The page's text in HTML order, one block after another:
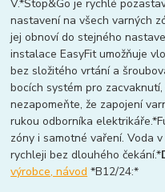
V.*Stop&Go je rychlé
nastavení na všech varných
jej obnoví do stejného
instalace EasyFit umožňuje
bez složitého vrtání a
bocích systém pro
nezapomeňte, že zapojení
rukou odborníka
zóny i samotné vaření. Voda
rychleji bez dlouhého čekání.*
výrobce, návod *B12/24:*